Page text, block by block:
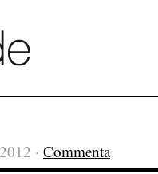
· Commenta